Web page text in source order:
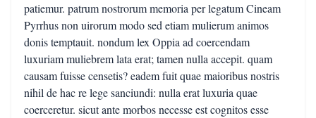
patiemur. patrum nostrorum memoria per legatum Cineam
Pyrrhus non uirorum modo sed etiam mulierum animos
donis temptauit. nondum lex Oppia ad coercendam
luxuriam muliebrem lata erat; tamen nulla accepit. quam
causam fuisse censetis? eadem fuit quae maioribus nostris
nihil de hac re lege sanciundi: nulla erat luxuria quae
coerceretur. sicut ante morbos necesse est cognitos esse